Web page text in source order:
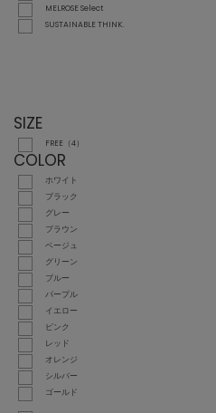
MELROSE Select
SUSTAINABLE THINK.
SIZE
FREE（4）
COLOR
ホワイト
ブラック
グレー
ブラウン
ベージュ
グリーン
ブルー
パープル
イエロー
ピンク
レッド
オレンジ
シルバー
ゴールド